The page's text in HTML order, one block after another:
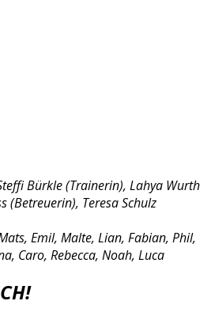
Bürkle (Trainerin), Lahya Wurth
(Betreuerin), Teresa Schulz
Emil, Malte, Lian, Fabian, Phil,
Caro, Rebecca, Noah, Luca